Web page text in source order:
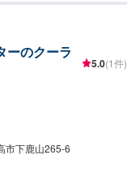
ください。【代車につい
ーのクーラ
5.0(1件)
市下鹿山265-6